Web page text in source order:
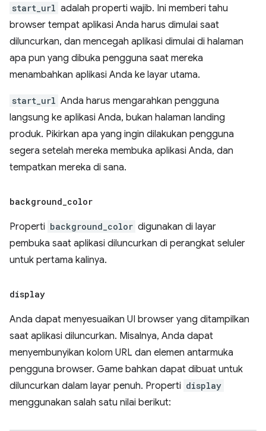
start_url adalah properti wajib. Ini memberi tahu
browser tempat aplikasi Anda harus dimulai saat
diluncurkan, dan mencegah aplikasi dimulai di halaman
apa pun yang dibuka pengguna saat mereka
menambahkan aplikasi Anda ke layar utama.
start_url Anda harus mengarahkan pengguna
langsung ke aplikasi Anda, bukan halaman landing
produk. Pikirkan apa yang ingin dilakukan pengguna
segera setelah mereka membuka aplikasi Anda, dan
tempatkan mereka di sana.
background_color
Properti background_color digunakan di layar
pembuka saat aplikasi diluncurkan di perangkat seluler
untuk pertama kalinya.
display
Anda dapat menyesuaikan UI browser yang ditampilkan
saat aplikasi diluncurkan. Misalnya, Anda dapat
menyembunyikan kolom URL dan elemen antarmuka
pengguna browser. Game bahkan dapat dibuat untuk
diluncurkan dalam layar penuh. Properti display
menggunakan salah satu nilai berikut: